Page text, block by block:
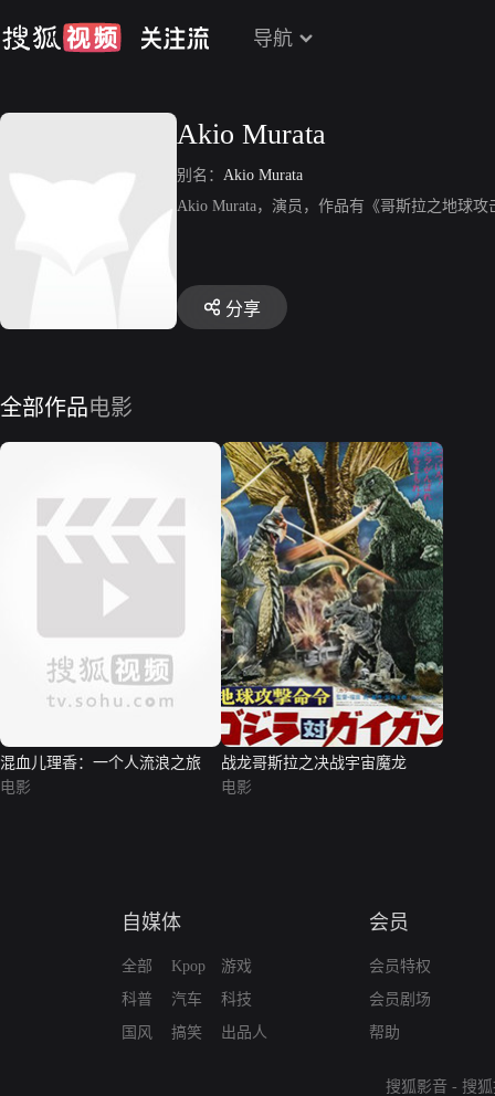
导航
Akio Murata
别名： Akio Murata
Akio Murata，演员，作品有《哥斯拉之地球攻
分享
全部作品电影
混血儿理香：一个人流浪之旅
电影
战龙哥斯拉之决战宇宙魔龙
电影
自媒体
全部
科普
国风
Kpop
汽车
搞笑
游戏
科技
出品人
会员
会员特权
会员剧场
帮助
搜狐影音 - 搜